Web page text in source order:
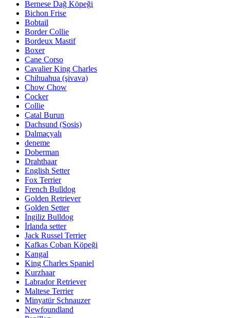
Bernese Dağ Köpeği
Bichon Frise
Bobtail
Border Collie
Bordeux Mastif
Boxer
Cane Corso
Cavalier King Charles
Chihuahua (şivava)
Chow Chow
Cocker
Collie
Çatal Burun
Dachsund (Sosis)
Dalmaçyalı
deneme
Doberman
Drahthaar
English Setter
Fox Terrier
French Bulldog
Golden Retriever
Golden Setter
İngiliz Bulldog
İrlanda setter
Jack Russel Terrier
Kafkas Çoban Köpeği
Kangal
King Charles Spaniel
Kurzhaar
Labrador Retriever
Maltese Terrier
Minyatür Schnauzer
Newfoundland